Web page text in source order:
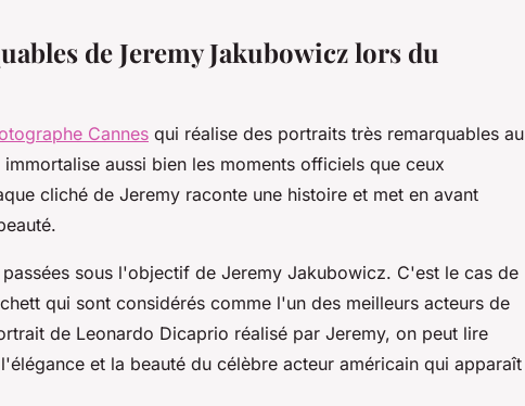
de Jeremy Jakubowicz lors du
Cannes qui réalise des portraits très remarquables au
aussi bien les moments officiels que ceux
cliché de Jeremy raconte une histoire et met en avant
sous l'objectif de Jeremy Jakubowicz. C'est le cas de
qui sont considérés comme l'un des meilleurs acteurs de
de Leonardo Dicaprio réalisé par Jeremy, on peut lire
et la beauté du célèbre acteur américain qui apparaît